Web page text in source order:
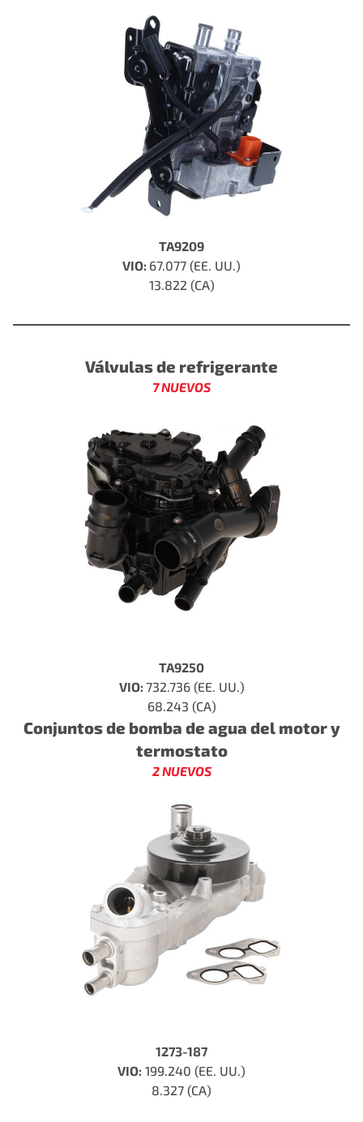
TA9209
VIO: 67.077 (EE. UU.)
13.822 (CA)
Válvulas de refrigerante
7 NUEVOS
TA9250
VIO: 732.736 (EE. UU.)
68.243 (CA)
Conjuntos de bomba de agua del motor y
termostato
2 NUEVOS
1273-187
VIO: 199.240 (EE. UU.)
8.327 (CA)